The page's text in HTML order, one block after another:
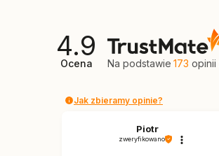
4.9
Ocena Na podstawie 173 opinii
Jak zbieramy opinie?
Piotr
zweryfikowano